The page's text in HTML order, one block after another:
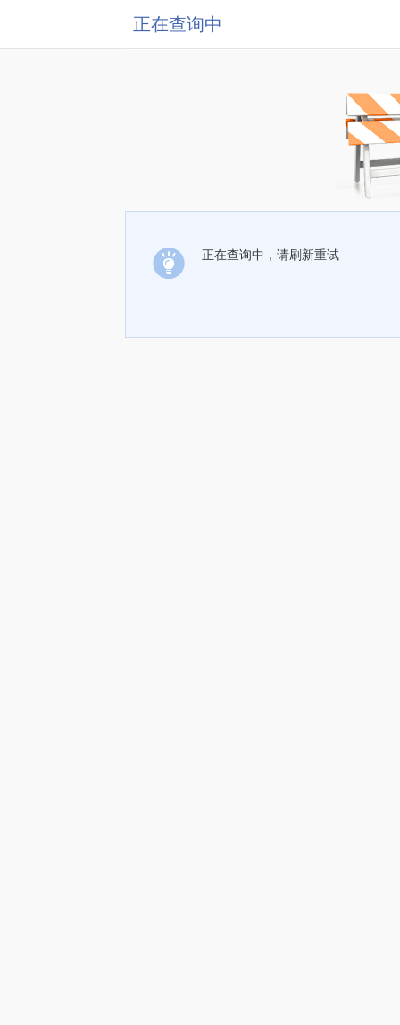
正在查询中
正在查询中，请刷新重试